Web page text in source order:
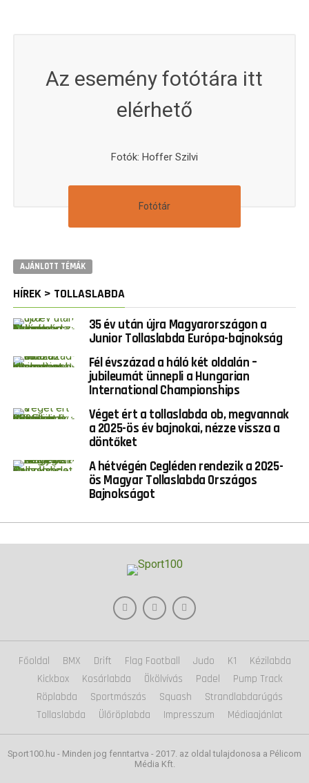
Az esemény fotótára itt
elérhető
Fotók: Hoffer Szilvi
Fotótár
AJÁNLOTT TÉMÁK
HÍREK > TOLLASLABDA
35 év után újra Magyarországon a
Junior Tollaslabda Európa-bajnokság
Fél évszázad a háló két oldalán –
jubileumát ünnepli a Hungarian
International Championships
Véget ért a tollaslabda ob, megvannak
a 2025-ös év bajnokai, nézze vissza a
döntőket
A hétvégén Cegléden rendezik a 2025-
ös Magyar Tollaslabda Országos
Bajnokságot
Főoldal BMX Drift Flag Football Judo K1
Kézilabda
Kickbox
Kosárlabda Ökölvívás Padel
Pump Track
Röplabda
Sportmászás Squash
Strandlabdarúgás
Tollaslabda
Ülőröplabda Impresszum Médiaajánlat
Sport100.hu - Minden jog fenntartva - 2017. az oldal tulajdonosa a Pélicom
Média Kft.